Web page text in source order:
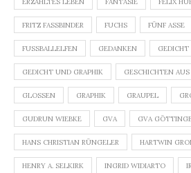
FRITZ FASSBINDER FUCHS FÜNF ASSE
FUSSBALLELFEN GEDANKEN GEDICHT
GEDICHT UND GRAPHIK GESCHICHTEN
GLOSSEN GRAPHIK GRAUPEL
GUDRUN WIEBKE GVA GVA
HANS CHRISTIAN RÜNGELER HARTWIN
HENRY A. SELKIRK INGRID WIDIARTO